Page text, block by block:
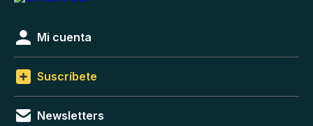
Mi cuenta
Suscríbete
Newsletters